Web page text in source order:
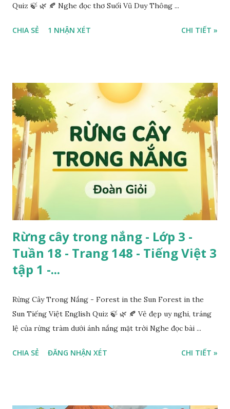
Quiz 🍃 🌿 🍂 Nghe đọc thơ Suối Vũ Duy Thông ...
CHIA SẺ 1 NHẬN XÉT CHI TIẾT »
Rừng cây trong nắng - Lớp 3 -
Tuần 18 - Trang 148 - Tiếng Việt 3
tập 1 -...
Rừng Cây Trong Nắng - Forest in the Sun Forest in the
Sun Tiếng Việt English Quiz 🍃 🌿 🍂 Vẻ đẹp uy nghi, tráng
lệ của rừng tràm dưới ánh nắng mặt trời Nghe đọc bài ...
CHIA SẺ ĐĂNG NHẬN XÉT CHI TIẾT »